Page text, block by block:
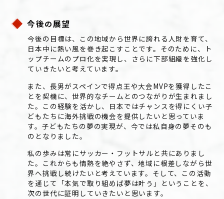
今後の展望
今後の目標は、この地域から世界に誇れる人財を育て、
日本中に熱い風を巻き起こすことです。そのために、ト
ップチームのプロ化を実現し、さらに下部組織を強化し
ていきたいと考えています。
また、長男がスペインで得点王や大会MVPを獲得したこ
とを契機に、世界的なチームとのつながりが生まれまし
た。この経験を活かし、日本ではチャンスを得にくい子
どもたちに海外挑戦の機会を提供したいと思っていま
す。子どもたちの夢の実現が、今では私自身の夢そのも
のとなりました。
私の歩みは常にサッカー・フットサルと共にありまし
た。これからも情熱を絶やさず、地域に根差しながら世
界へ挑戦し続けたいと考えています。そして、この活動
を通じて「本気で取り組めば夢は叶う」ということを、
次の世代に証明していきたいと思います。